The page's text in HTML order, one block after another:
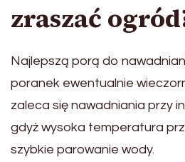
zraszać
Najlepszą porą do
poranek ewentualnie
zaleca się nawadniania przy
gdyż wysoka temperatura
szybkie parowanie wody.